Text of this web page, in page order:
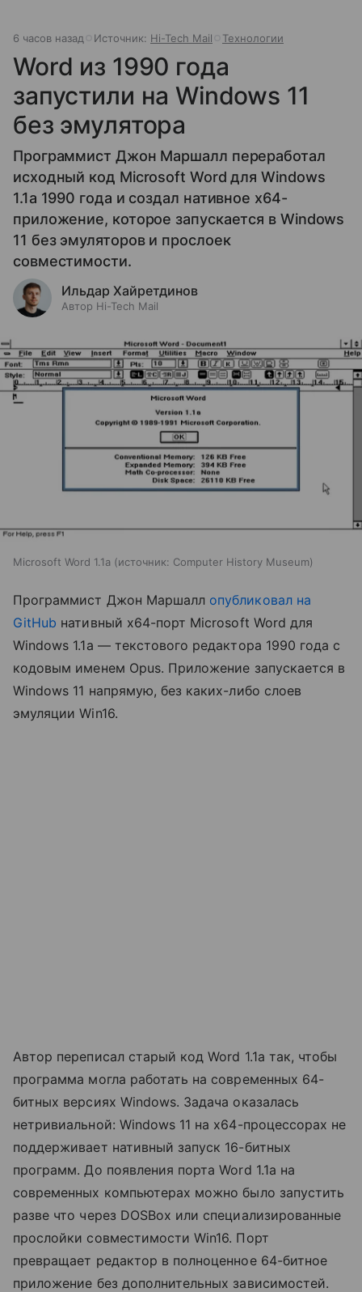
6 часов назад Источник: Hi-Tech Mail Технологии
Word из 1990 года
запустили на Windows 11
без эмулятора
Программист Джон Маршалл переработал
исходный код Microsoft Word для Windows
1.1a 1990 года и создал нативное x64-
приложение, которое запускается в Windows
11 без эмуляторов и прослоек
совместимости.
Ильдар Хайретдинов
Автор Hi-Tech Mail
Microsoft Word 1.1a источник: Computer History Museum
Программист Джон Маршалл опубликовал на
GitHub нативный x64-порт Microsoft Word для
Windows 1.1a — текстового редактора 1990 года с
кодовым именем Opus. Приложение запускается в
Windows 11 напрямую, без каких-либо слоев
эмуляции Win16.
Автор переписал старый код Word 1.1a так, чтобы
программа могла работать на современных 64-
битных версиях Windows. Задача оказалась
нетривиальной: Windows 11 на x64-процессорах не
поддерживает нативный запуск 16-битных
программ. До появления порта Word 1.1a на
современных компьютерах можно было запустить
разве что через DOSBox или специализированные
прослойки совместимости Win16. Порт
превращает редактор в полноценное 64-битное
приложение без дополнительных зависимостей.